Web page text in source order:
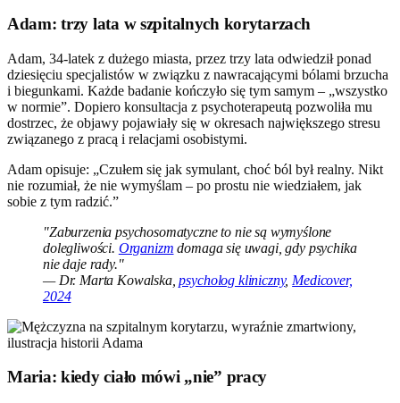
Adam: trzy lata w szpitalnych korytarzach
Adam, 34-latek z dużego miasta, przez trzy lata odwiedził ponad
dziesięciu specjalistów w związku z nawracającymi bólami brzucha
i biegunkami. Każde badanie kończyło się tym samym – „wszystko
w normie”. Dopiero konsultacja z psychoterapeutą pozwoliła mu
dostrzec, że objawy pojawiały się w okresach największego stresu
związanego z pracą i relacjami osobistymi.
Adam opisuje: „Czułem się jak symulant, choć ból był realny. Nikt
nie rozumiał, że nie wymyślam – po prostu nie wiedziałem, jak
sobie z tym radzić.”
"Zaburzenia psychosomatyczne to nie są wymyślone
dolegliwości. Organizm domaga się uwagi, gdy psychika
nie daje rady."
— Dr. Marta Kowalska,psycholog kliniczny, Medicover,
2024
Maria: kiedy ciało mówi „nie” pracy